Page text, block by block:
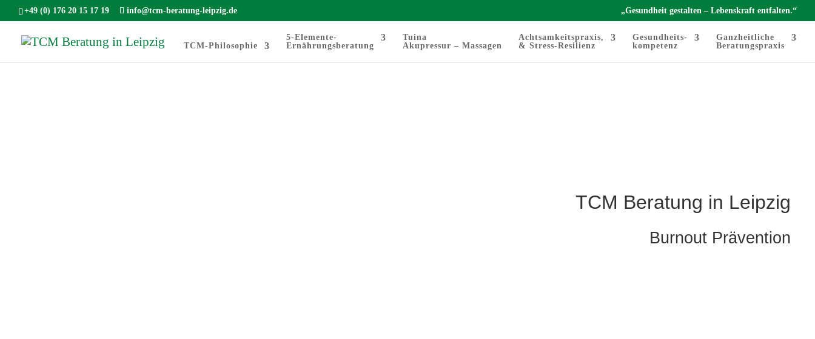
+49 (0) 176 20 15 17 19 info@tcm-beratung-leipzig.de „Gesundheit gestalten – Lebenskraft entfalten.“
TCM-Philosophie
5-Elemente-
Ernährungsberatung
Tuina
Akupressur – Massagen
Achtsamkeitspraxis,
& Stress-Resilienz
Gesundheits-
kompetenz
Ganzheitliche
Beratungspraxis
TCM Beratung in Leipzig
Burnout Prävention